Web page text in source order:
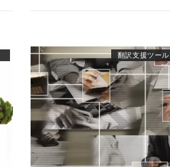
翻訳支援ツール